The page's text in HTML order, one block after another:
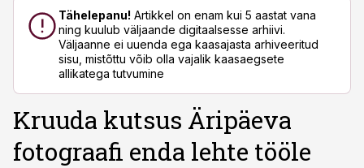
Tähelepanu! Artikkel on enam kui 5 aastat vana
ning kuulub väljaande digitaalsesse arhiivi.
Väljaanne ei uuenda ega kaasajasta arhiveeritud
sisu, mistõttu võib olla vajalik kaasaegsete
allikatega tutvumine
Kruuda kutsus Äripäeva
fotograafi enda lehte tööle